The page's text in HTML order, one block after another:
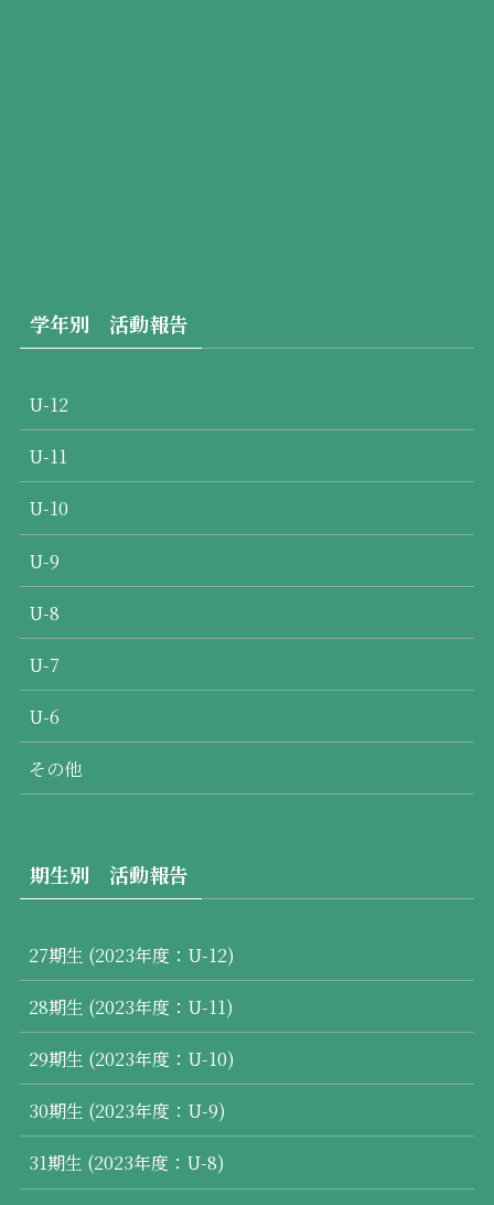
学年別 活動報告
U-12
U-11
U-10
U-9
U-8
U-7
U-6
その他
期生別 活動報告
27期生 (2023年度：U-12)
28期生 (2023年度：U-11)
29期生 (2023年度：U-10)
30期生 (2023年度：U-9)
31期生 (2023年度：U-8)